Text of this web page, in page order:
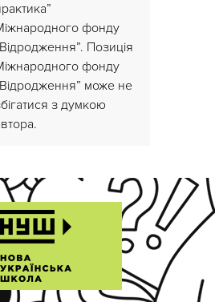
фонду
Позиція
фонду
може не
з думкою